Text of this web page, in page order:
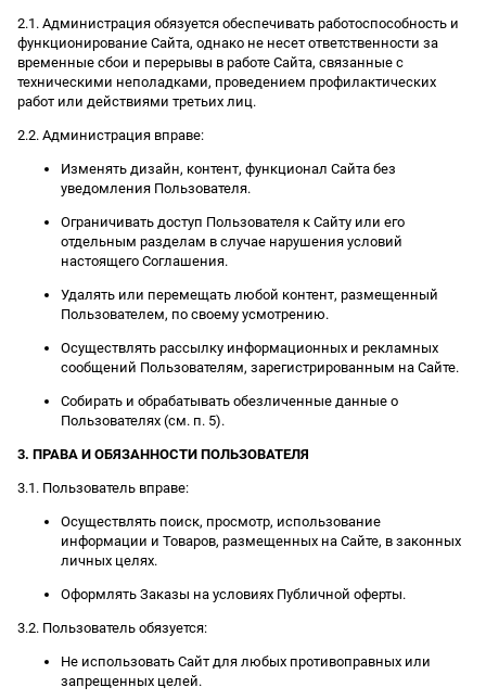
2.1. Администрация обязуется обеспечивать работоспособность и
функционирование Сайта, однако не несет ответственности за
временные сбои и перерывы в работе Сайта, связанные с
техническими неполадками, проведением профилактических
работ или действиями третьих лиц.
2.2. Администрация вправе:
Изменять дизайн, контент, функционал Сайта без
уведомления Пользователя.
Ограничивать доступ Пользователя к Сайту или его
отдельным разделам в случае нарушения условий
настоящего Соглашения.
Удалять или перемещать любой контент, размещенный
Пользователем, по своему усмотрению.
Осуществлять рассылку информационных и рекламных
сообщений Пользователям, зарегистрированным на Сайте.
Собирать и обрабатывать обезличенные данные о
Пользователях (см. п. 5).
3. ПРАВА И ОБЯЗАННОСТИ ПОЛЬЗОВАТЕЛЯ
3.1. Пользователь вправе:
Осуществлять поиск, просмотр, использование
информации и Товаров, размещенных на Сайте, в законных
личных целях.
Оформлять Заказы на условиях Публичной оферты.
3.2. Пользователь обязуется:
Не использовать Сайт для любых противоправных или
запрещенных целей.